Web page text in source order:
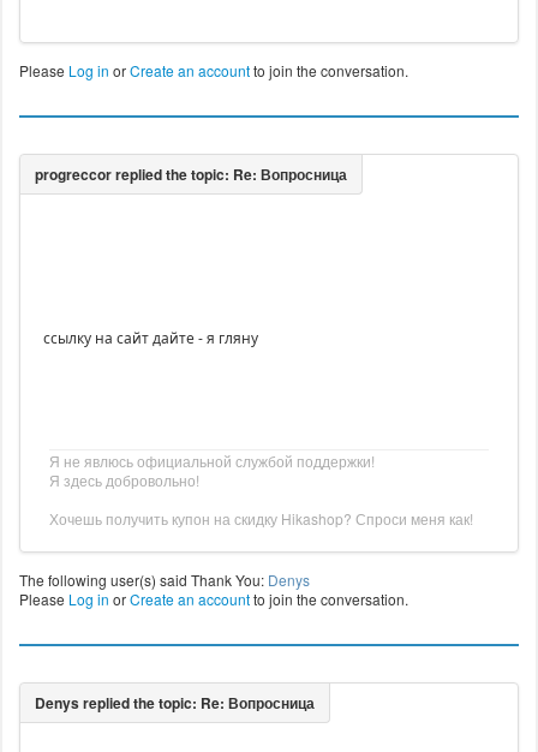
Please Log in orCreate an accountto join the conversation.
ссылку на сайт дайте - я гляну
Я не явлюсь официальной службой поддержки!
Я здесь добровольно!
Хочешь получить купон на скидку Hikashop? Спроси меня как!
The following user(s) said Thank You: Denys
Please Log in orCreate an accountto join the conversation.